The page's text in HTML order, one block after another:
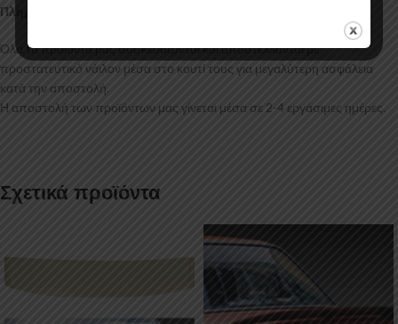
Πληροφορίες Αποστολής:
Όλα τα προϊόντα μας συσκευάζονται και αποστέλλονται με
προστατευτικό νάιλον μέσα στο κουτί τους για μεγαλύτερη ασφάλεια
κατά την αποστολή.
Η αποστολή των προϊόντων μας γίνεται μέσα σε 2-4 εργάσιμες ημέρες.
Σχετικά προϊόντα